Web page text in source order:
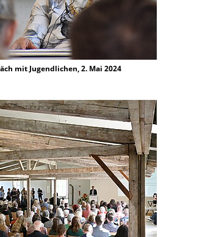
mit Jugendlichen, 2. Mai 2024